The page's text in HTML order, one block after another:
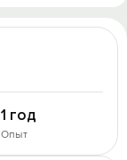
1 год
Опыт